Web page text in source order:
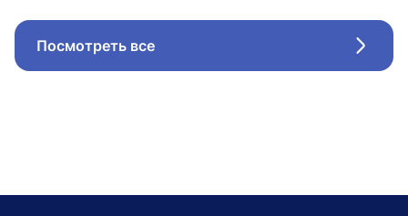
Посмотреть все